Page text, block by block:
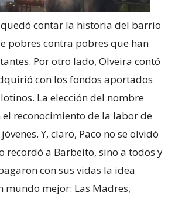
quedó contar la historia del barrio
pobres contra pobres que han
Por otro lado, Olveira contó
con los fondos aportados
La elección del nombre
el reconocimiento de la labor de
Y, claro, Paco no se olvidó
recordó a Barbeito, sino a todos y
con sus vidas la idea
mundo mejor: Las Madres,